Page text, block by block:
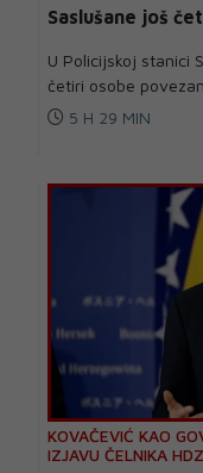
Saslušane još
U Policijskoj stanici
četiri osobe
5 H 29 MIN
KOVAČEVIĆ KAO
IZJAVU ČELNIKA